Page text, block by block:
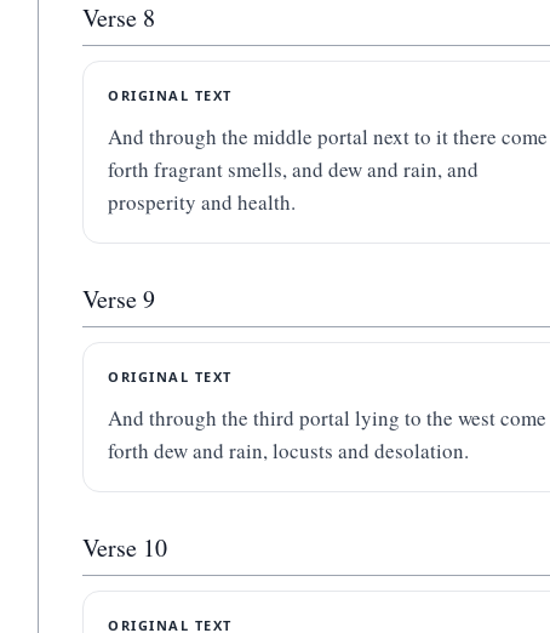
Verse 8
ORIGINAL TEXT
And through the middle portal next to it there come
forth fragrant smells, and dew and rain, and
prosperity and health.
Verse9
ORIGINAL TEXT
And through the third portal lying to the west come
forth dew and rain, locusts and desolation.
Verse 10
ORIGINAL TEXT